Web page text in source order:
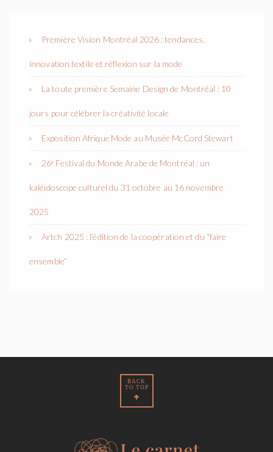
Première Vision Montréal 2026 : tendances,
innovation textile et réflexion sur la mode
La toute première Semaine Design de Montréal : 10
jours pour célébrer la créativité locale
Exposition Afrique Mode au Musée McCord Stewart
26ᵉ Festival du Monde Arabe de Montréal : un
kaléidoscope culturel du 31 octobre au 16 novembre
2025
Artch 2025 : l’édition de la coopération et du “faire
ensemble”
BACK
TO TOP